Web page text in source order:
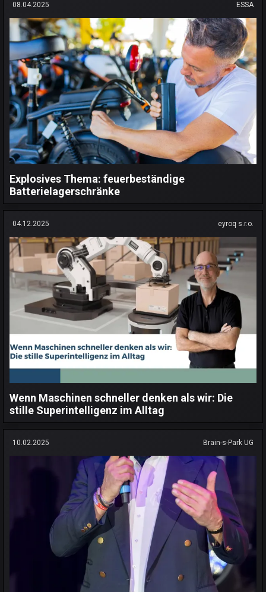
08.04.2025 ESSA
Explosives Thema: feuerbeständige
Batterielagerschränke
04.12.2025 eyroq s.r.o.
Wenn Maschinen schneller denken als wir: Die
stille Superintelligenz im Alltag
10.02.2025 Brain-s-Park UG